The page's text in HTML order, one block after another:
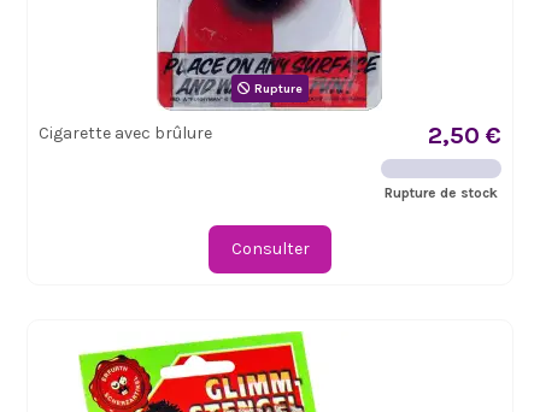
Rupture
Cigarette avec brûlure 2,50 €
Rupture de stock
Consulter